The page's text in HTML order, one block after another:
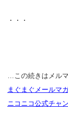
・・・
…この続きはメル
まぐまぐメールマ
ニコニコ公式チャ